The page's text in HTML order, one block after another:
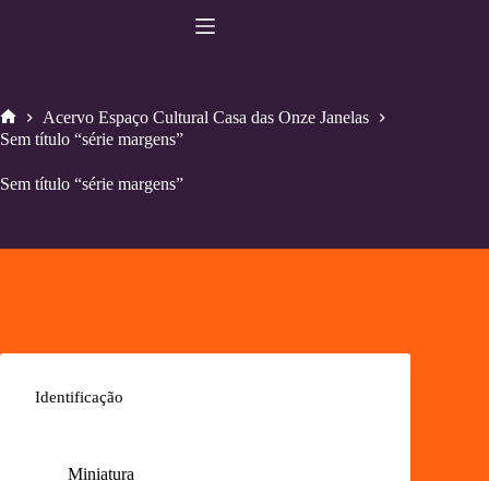
Home
Acervo Espaço Cultural Casa das Onze Janelas
Sem título “série margens”
Sem título “série margens”
Identificação
Miniatura